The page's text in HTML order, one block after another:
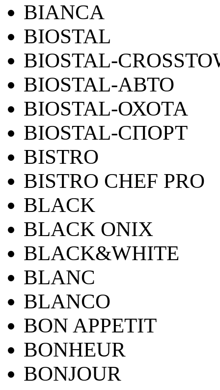
BIANCA
BIOSTAL
BIOSTAL-
BIOSTAL-АВТО
BIOSTAL-ОХОТА
BIOSTAL-СПОРТ
BISTRO
BISTRO CHEF PRO
BLACK
BLACK ONIX
BLACK&WHITE
BLANC
BLANCO
BON APPETIT
BONHEUR
BONJOUR